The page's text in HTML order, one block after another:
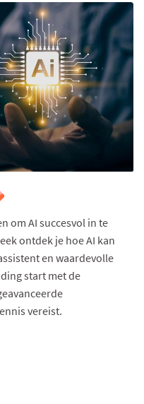
om AI succesvol in te
ontdek je hoe AI kan
en waardevolle
start met de
vereist.